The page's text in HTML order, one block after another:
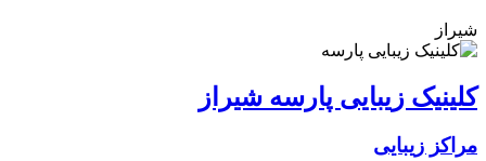
شیراز
کلینیک زیبایی پارسه شیراز
مراکز زیبایی